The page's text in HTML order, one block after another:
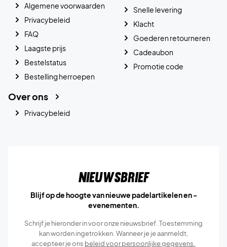
Algemene voorwaarden
Privacybeleid
FAQ
Laagste prijs
Bestelstatus
Bestelling herroepen
Snelle levering
Klacht
Goederen retourneren
Cadeaubon
Promotie code
Over ons
Privacybeleid
Nieuwsbrief
Blijf op de hoogte van nieuwe padelartikelen en -
evenementen.
Schrijf je hieronder in voor onze nieuwsbrief. Toestemming
kan worden ingetrokken. Wanneer je je aanmeldt,
accepteer je ons beleid voor persoonlijke gegevens.